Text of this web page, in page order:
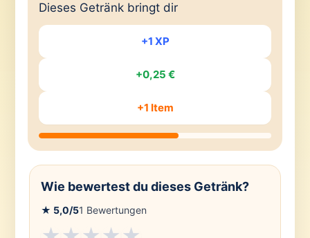
Dieses Getränk bringt dir
+1 XP
+0,25 €
+1 Item
Wie bewertest du dieses Getränk?
★ 5,0/51 Bewertungen